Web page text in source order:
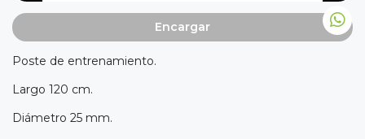
Encargar
Poste de entrenamiento.
Largo 120 cm.
Diámetro 25 mm.